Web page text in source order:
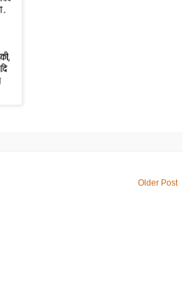
Older Post